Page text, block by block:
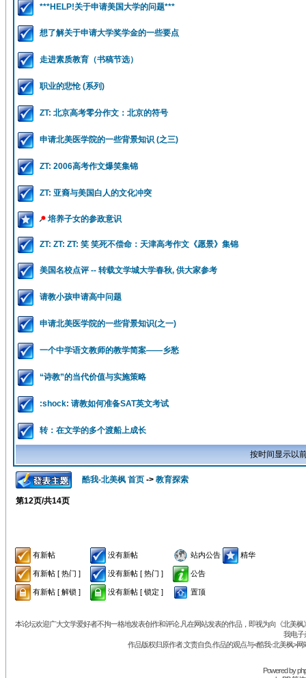
***HELP!关于申请美国大学的问题***
想了解关于申请大学奖学金的一些要点
走进素质教育（书稿节选）
职业的悲怆 (系列)
ZT: 北京高考零分作文：北京的符号
申请北美医学院的一些背景知识 (之三)
ZT: 2006高考作文爆笑集锦
ZT: 亚裔与美国白人的文化冲突
培养子女的参政意识
ZT: ZT: ZT: 笑 笑死不偿命：天津高考作文《愿景》集锦
美国名校点评 -- 转载文学城大学春秋, 供大家参考
请教小孩申请高中问题
申请北美医学院的一些背景知识(之一)
一个中学语文教师的教学简案——乡愁
“诗教”的当代价值与实施策略
:shock: 请教如何准备SAT英文考试
转：在文学的多个渡船上成长
按时间显示以
酷我-北美枫 首页 -> 教育探索
第12页/共14页
有新帖 没有新帖 站内公告 精华
有新帖 [ 热门 ] 没有新帖 [ 热门 ] 公告
有新帖 [ 解锁 ] 没有新帖 [ 锁定 ] 置顶
本论坛欢迎广大文学爱好者不拘一格地发表创作和评论.凡在网站发表的作品，即视为向《北美
我电子
作品版权归原作者.文责自负.作品的观点与<酷我-北美枫>
Powered by